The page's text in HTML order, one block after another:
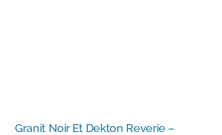
Granit Noir Et Dekton Reverie –